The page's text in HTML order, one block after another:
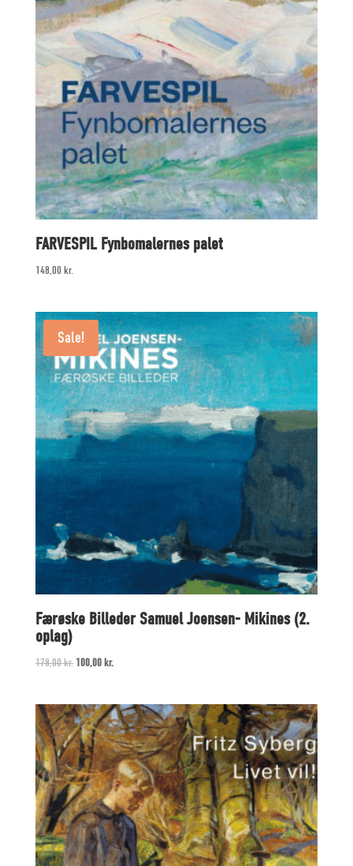
FARVESPIL Fynbomalernes palet
148,00 kr.
Sale!
Færøske Billeder Samuel Joensen- Mikines (2.
oplag)
178,00kr. Original
178,00 kr..
100,00 kr.Current
100,00 kr..